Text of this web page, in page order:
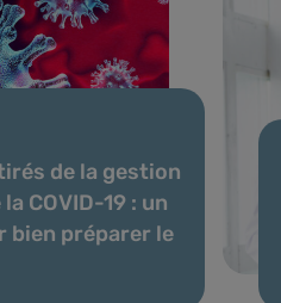
de la gestion
COVID-19 : un
bien préparer le